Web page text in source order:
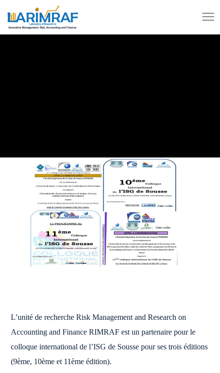
L’unité de recherche Risk Management and Research on
Accounting and Finance RIMRAF est un partenaire pour le
colloque international de l’ISG de Sousse pour ses trois éditions
(9ème, 10ème et 11ème édition).